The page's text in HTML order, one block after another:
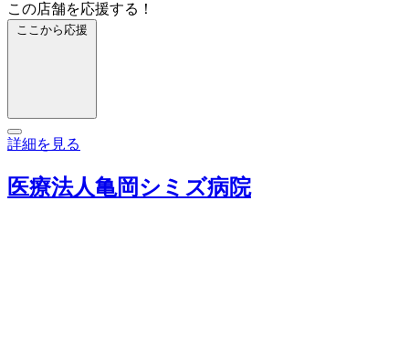
この店舗を応援する！
ここから応援
詳細を見る
医療法人亀岡シミズ病院